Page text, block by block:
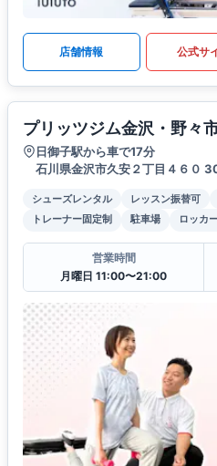
店舗情報 公式サ
プリッツジム金沢・野々
日御子駅から車で17分
石川県金沢市久安２丁目４６０
シューズレンタル レッスン振替可
トレーナー固定制
駐車場 ロッカ
営業時間
月曜日 11:00〜21:00